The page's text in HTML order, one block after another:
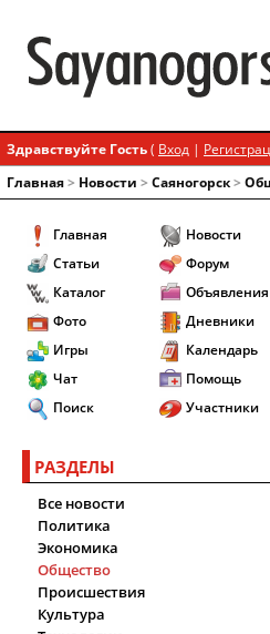
Здравствуйте Гость( Вход |
Главная> Новости > Cаяногорск>
Главная
Статьи
Каталог
Фото
Игры
Чат
Поиск
Новости
Форум
Объявления
Дневники
Календарь
Помощь
Участники
РАЗДЕЛЫ
Все новости
Политика
Экономика
Общество
Происшествия
Культура